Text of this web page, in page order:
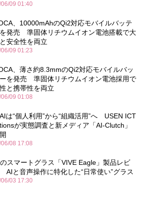
09 01:40
、10000mAhのQi2対応モバイルバッテ
発売 準固体リチウムイオン電池搭載で大
安全性を両立
09 01:23
、薄さ約8.3mmのQi2対応モバイルバッ
を発売 準固体リチウムイオン電池採用で
と携帯性を両立
09 01:08
は“個人利用”から“組織活用”へ USEN ICT
が実態調査と新メディア「AI-Clutch」
08 17:08
スマートグラス「VIVE Eagle」製品レビ
AIと音声操作に特化した“日常使い”グラス
03 17:30